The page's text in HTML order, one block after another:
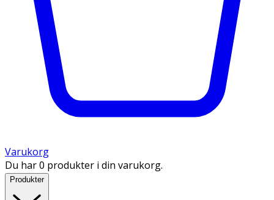
Varukorg
Du har 0 produkter i din varukorg.
Produkter